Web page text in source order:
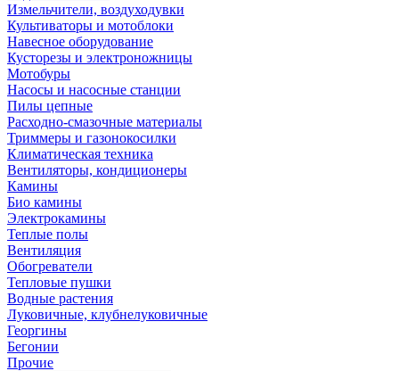
Измельчители, воздуходувки
Культиваторы и мотоблоки
Навесное оборудование
Кусторезы и электроножницы
Мотобуры
Насосы и насосные станции
Пилы цепные
Расходно-смазочные материалы
Триммеры и газонокосилки
Климатическая техника
Вентиляторы, кондиционеры
Камины
Био камины
Электрокамины
Теплые полы
Вентиляция
Обогреватели
Тепловые пушки
Водные растения
Луковичные, клубнелуковичные
Георгины
Бегонии
Прочие